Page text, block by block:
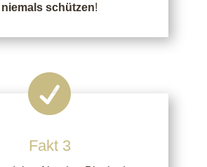
niemals schützen!

Fakt 3